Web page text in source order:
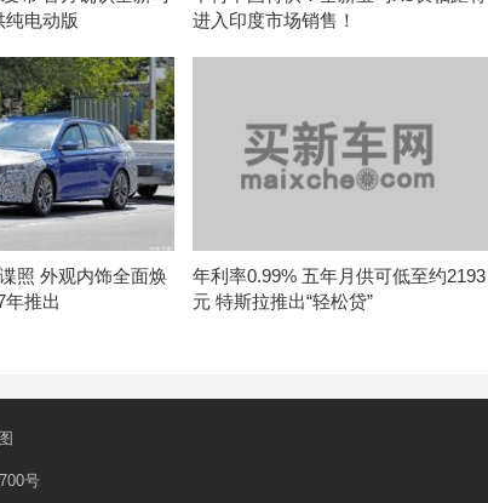
纯电动版
进入印度市场销售！
照 外观内饰全面焕
年推出
年利率0.99% 五年月供可低至约2193
元 特斯拉推出“轻松贷”
号